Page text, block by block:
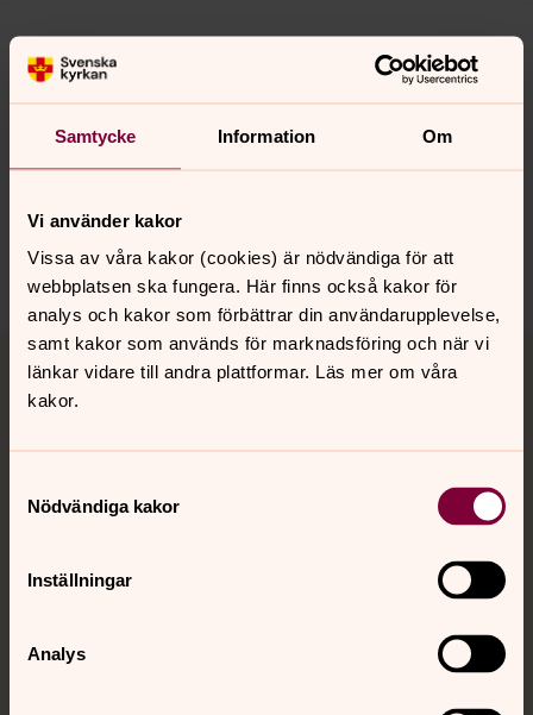
Samtycke Information Om
Vi använder kakor
Vissa av våra kakor (cookies) är nödvändiga för att
webbplatsen ska fungera. Här finns också kakor för
analys och kakor som förbättrar din användarupplevelse,
samt kakor som används för marknadsföring och när vi
länkar vidare till andra plattformar. Läs mer om våra
kakor.
Nödvändiga kakor
Inställningar
Analys
innehåll?
Dela
Tillbaka till toppen
Tillbaka till innehållet
Hitta snabbt